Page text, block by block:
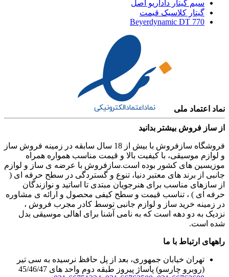
سیم گیتار داداریو اصل
گیتار کلاسیک قیمت
Beyerdynamic DT 770
نماد اعتماد ملی
از ساز فروش بیشتر بدانید
فروشگاه سازفروش با بیش از 18 سال سابقه در زمینه فروش ساز
و لوازم موسیقی، با کیفیت بالا و قیمت مناسب همواره همراه
موزیسین های کشور بوده است.سازفروش با عرضه ی ساز و لوازم
جانبی از برند های معتبر دنیا، تنوع و گستردگی در سطح حرفه ای (
از سازهای مناسب برای هنرجویان مبتدی تا اساتید و نوازندگان
حرفه ای ) ، تناسب قیمت و سطح کیفی محصول و ارائه ی مشاوره
در زمینه خرید ساز و لوازم جانبی توسط کادر مجرب فروش ،
نزدیک به دو دهه است که به نامی آشنا برای اهالی موسیقی بدل
شده است.
راههای ارتباط با ما
تهران خیابان جمهوری، بعد از پل حافظ نرسیده به سی تیر
(روبرو چارسو) پاساژ پیروز طبقه دوم واحد های 45/46/47